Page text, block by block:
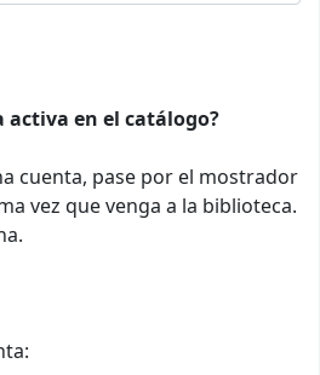
en el catálogo?
cuenta, pase por el mostrador
vez que venga a la biblioteca.